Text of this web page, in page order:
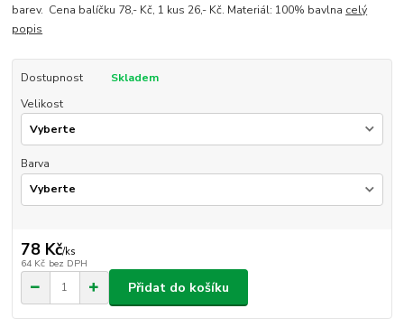
barev. Cena balíčku 78,- Kč, 1 kus 26,- Kč. Materiál: 100% bavlna celý
popis
Dostupnost
Skladem
Velikost
Barva
78 Kč/ks
64 Kč bez DPH
Přidat do košíku